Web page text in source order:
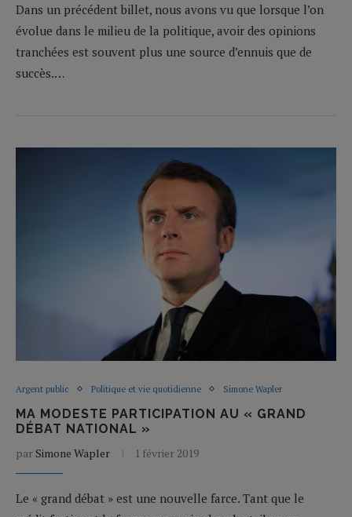
Dans un précédent billet, nous avons vu que lorsque l’on
évolue dans le milieu de la politique, avoir des opinions
tranchées est souvent plus une source d’ennuis que de
succès.…
Argent public Politique et vie quotidienne Simone Wapler
MA MODESTE PARTICIPATION AU « GRAND
DÉBAT NATIONAL »
par Simone Wapler 1 février 2019
Le « grand débat » est une nouvelle farce. Tant que le